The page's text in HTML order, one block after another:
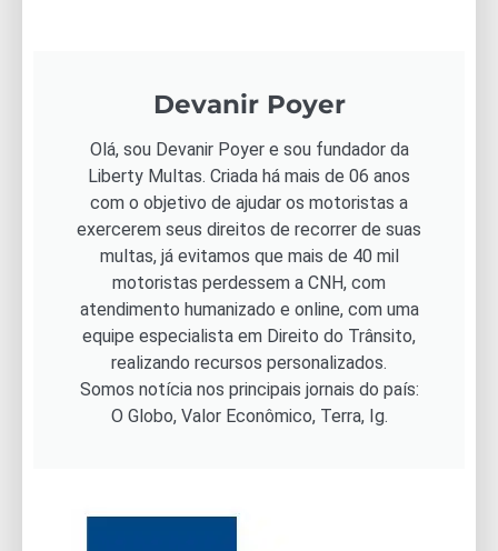
Devanir Poyer
Olá, sou Devanir Poyer e sou fundador da
Liberty Multas. Criada há mais de 06 anos
com o objetivo de ajudar os motoristas a
exercerem seus direitos de recorrer de suas
multas, já evitamos que mais de 40 mil
motoristas perdessem a CNH, com
atendimento humanizado e online, com uma
equipe especialista em Direito do Trânsito,
realizando recursos personalizados.
Somos notícia nos principais jornais do país:
O Globo, Valor Econômico, Terra, Ig.